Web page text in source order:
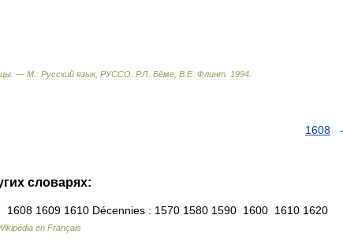
. — М : Русский язык, РУССО Р.Л Бёме В Е. Флинт 1994
1608
словарях:
1609 1610 Décennies : 1570 1580 1590 1600 1610 1620
en Français